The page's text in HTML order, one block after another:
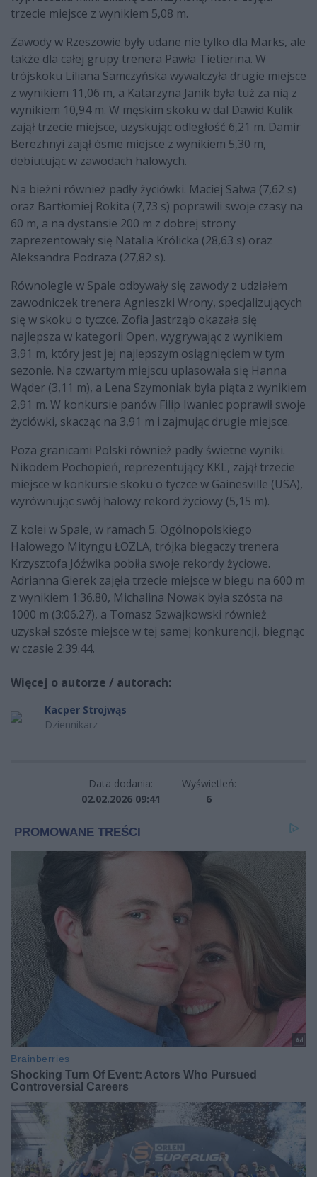
trzecie miejsce z wynikiem 5,08 m.
Zawody w Rzeszowie były udane nie tylko dla Marks, ale
także dla całej grupy trenera Pawła Tietierina. W
trójskoku Liliana Samczyńska wywalczyła drugie miejsce
z wynikiem 11,06 m, a Katarzyna Janik była tuż za nią z
wynikiem 10,94 m. W męskim skoku w dal Dawid Kulik
zajął trzecie miejsce, uzyskując odległość 6,21 m. Damir
Berezhnyi zajął ósme miejsce z wynikiem 5,30 m,
debiutując w zawodach halowych.
Na bieżni również padły życiówki. Maciej Salwa (7,62 s)
oraz Bartłomiej Rokita (7,73 s) poprawili swoje czasy na
60 m, a na dystansie 200 m z dobrej strony
zaprezentowały się Natalia Królicka (28,63 s) oraz
Aleksandra Podraza (27,82 s).
Równolegle w Spale odbywały się zawody z udziałem
zawodniczek trenera Agnieszki Wrony, specjalizujących
się w skoku o tyczce. Zofia Jastrząb okazała się
najlepsza w kategorii Open, wygrywając z wynikiem
3,91 m, który jest jej najlepszym osiągnięciem w tym
sezonie. Na czwartym miejscu uplasowała się Hanna
Wąder (3,11 m), a Lena Szymoniak była piąta z wynikiem
2,91 m. W konkursie panów Filip Iwaniec poprawił swoje
życiówki, skacząc na 3,91 m i zajmując drugie miejsce.
Poza granicami Polski również padły świetne wyniki.
Nikodem Pochopień, reprezentujący KKL, zajął trzecie
miejsce w konkursie skoku o tyczce w Gainesville (USA),
wyrównując swój halowy rekord życiowy (5,15 m).
Z kolei w Spale, w ramach 5. Ogólnopolskiego
Halowego Mityngu ŁOZLA, trójka biegaczy trenera
Krzysztofa Jóźwika pobiła swoje rekordy życiowe.
Adrianna Gierek zajęła trzecie miejsce w biegu na 600 m
z wynikiem 1:36.80, Michalina Nowak była szósta na
1000 m (3:06.27), a Tomasz Szwajkowski również
uzyskał szóste miejsce w tej samej konkurencji, biegnąc
w czasie 2:39.44.
Więcej o autorze / autorach:
Kacper Strojwąs
Dziennikarz
Data dodania:
02.02.2026 09:41
Wyświetleń:
6